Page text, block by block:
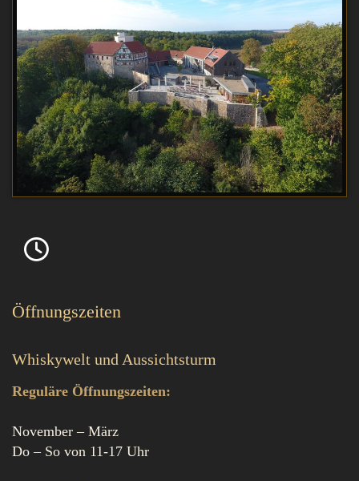
Öffnungszeiten
Whiskywelt und Aussichtsturm
Reguläre Öffnungszeiten:
November – März
Do – So von 11-17 Uhr